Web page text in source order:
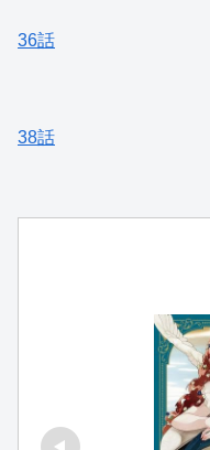
36話
38話